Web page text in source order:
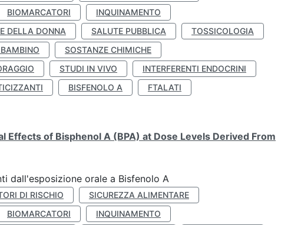
BIOMARCATORI
INQUINAMENTO
DELLA DONNA SALUTE PUBBLICA
TOSSICOLOGIA
SOSTANZE CHIMICHE
STUDI IN VIVO
INTERFERENTI ENDOCRINI
BISFENOLO A
FTALATI
of Bisphenol A (BPA) at Dose Levels Derived From
dall'esposizione orale a Bisfenolo A
DI RISCHIO
SICUREZZA ALIMENTARE
BIOMARCATORI
INQUINAMENTO